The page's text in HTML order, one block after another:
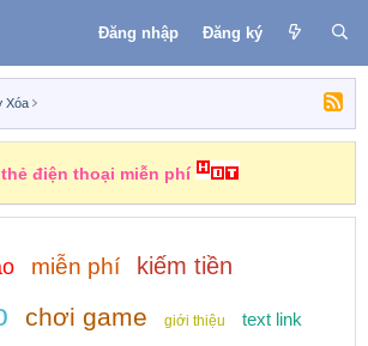
Đăng nhập Đăng ký
Xóa
thẻ điện thoại miễn phí
miễn phí kiếm tiền
chơi game giới thiệu text link